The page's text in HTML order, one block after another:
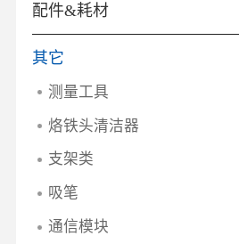
配件&耗材
其它
测量工具
烙铁头清洁器
支架类
吸笔
通信模块